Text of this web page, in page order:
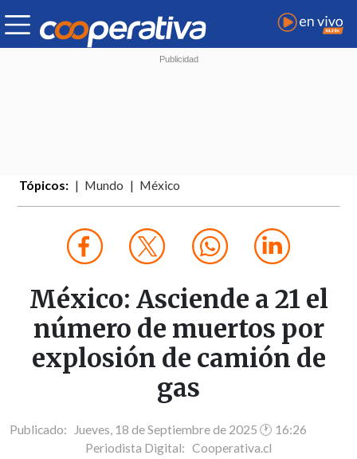
Tópicos: Mundo México
México: Asciende a 21 el
número de muertos por
explosión de camión de
gas
Publicado: Jueves, 18 de Septiembre de 2025 🕐 16:26
Periodista Digital: Cooperativa.cl